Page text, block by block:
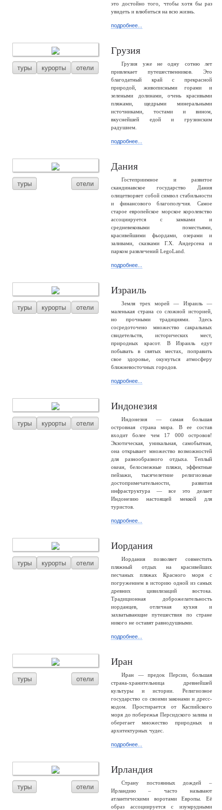
это достойно того, чтобы хотя бы раз
увидеть и влюбиться на всю жизнь.
подробнее...
туры курорты отели
Грузия
Грузия уже не одну сотню лет
привлекает путешественников. Это
благодатный край с прекрасной
природой, живописными горами и
зелеными долинами, очень красивыми
пляжами, щедрыми минеральными
источниками, тостами и вином,
вкуснейшей едой и грузинским
радушием.
подробнее...
туры отели
Дания
Гостеприимное и развитое
скандинавское государство Дания
олицетворяет собой символ стабильности
и финансового благополучия. Самое
старое европейское морское королевство
ассоциируется с замками и
средневековыми поместьями,
красивейшими фьордами, озерами и
заливами, сказками Г.Х. Андерсена и
парком развлечений LegoLand.
подробнее...
туры курорты отели
Израиль
Земля трех морей — Израиль —
маленькая страна со сложной историей,
но прочными традициями. Здесь
сосредоточено множество сакральных
свидетельств, исторических мест,
природных красот. В Израиль едут
побывать в святых местах, поправить
свое здоровье, окунуться атмосферу
ближневосточных городов.
подробнее...
туры курорты отели
Индонезия
Индонезия — самая большая
островная страна мира. В ее состав
входит более чем 17 000 островов!
Экзотическая, уникальная, самобытная,
она открывает множество возможностей
для разнообразного отдыха. Теплый
океан, белоснежные пляжи, эффектные
пейзажи, тысячелетние религиозные
достопримечательности, развитая
инфраструктура — все это делает
Индонезию настоящей меккой для
туристов.
подробнее...
туры курорты отели
Иордания
Иордания позволяет совместить
пляжный отдых на красивейших
песчаных пляжах Красного моря с
погружением в историю одной из самых
древних цивилизаций востока.
Традиционная доброжелательность
иорданцев, отличная кухня и
захватывающие путешествия по стране
никого не оставят равнодушными.
подробнее...
туры отели
Иран
Иран — предок Персии, большая
страна-хранительница древнейшей
культуры и истории. Религиозное
государство со своими законами и дресс-
кодом. Простирается от Каспийского
моря до побережья Персидского залива и
оберегает множество природных и
архитектурных чудес.
подробнее...
туры отели
Ирландия
Страну постоянных дождей –
Ирландию – часто называют
атлантическими воротами Европы. Её
образ ассоциируется с изумрудными